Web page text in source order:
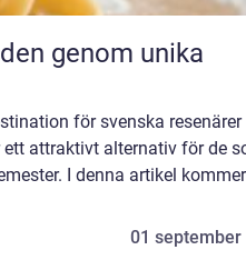
genom unika
för svenska resenärer
attraktivt alternativ för de
I denna artikel
01 september